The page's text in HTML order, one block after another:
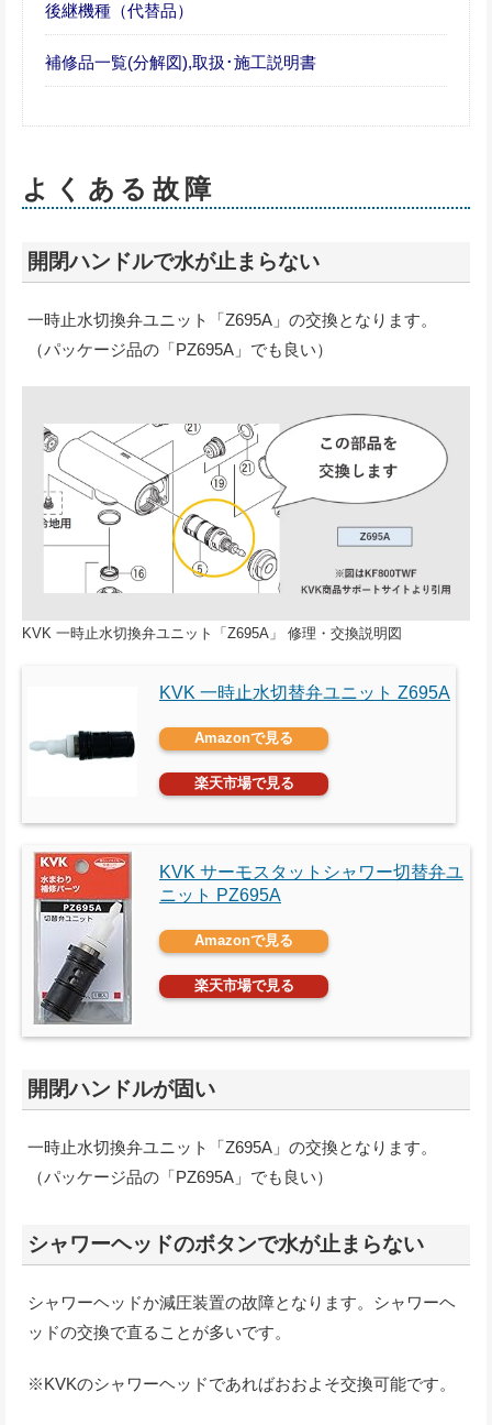
後継機種（代替品）
補修品一覧(分解図),取扱･施工説明書
よくある故障
開閉ハンドルで水が止まらない
一時止水切換弁ユニット「Z695A」の交換となります。
（パッケージ品の「PZ695A」でも良い）
KVK 一時止水切換弁ユニット「Z695A」 修理・交換説明図
KVK 一時止水切替弁ユニット Z695A
Amazonで見る
楽天市場で見る
KVK サーモスタットシャワー切替弁ユ
ニット PZ695A
Amazonで見る
楽天市場で見る
開閉ハンドルが固い
一時止水切換弁ユニット「Z695A」の交換となります。
（パッケージ品の「PZ695A」でも良い）
シャワーヘッドのボタンで水が止まらない
シャワーヘッドか減圧装置の故障となります。シャワーヘ
ッドの交換で直ることが多いです。
※KVKのシャワーヘッドであればおおよそ交換可能です。